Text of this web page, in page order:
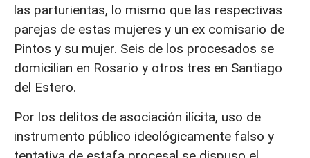
las parturientas, lo mismo que las respectivas
parejas de estas mujeres y un ex comisario de
Pintos y su mujer. Seis de los procesados se
domicilian en Rosario y otros tres en Santiago
del Estero.
Por los delitos de asociación ilícita, uso de
instrumento público ideológicamente falso y